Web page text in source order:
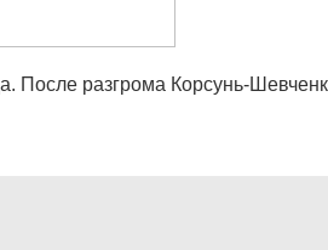
После разгрома Корсунь-